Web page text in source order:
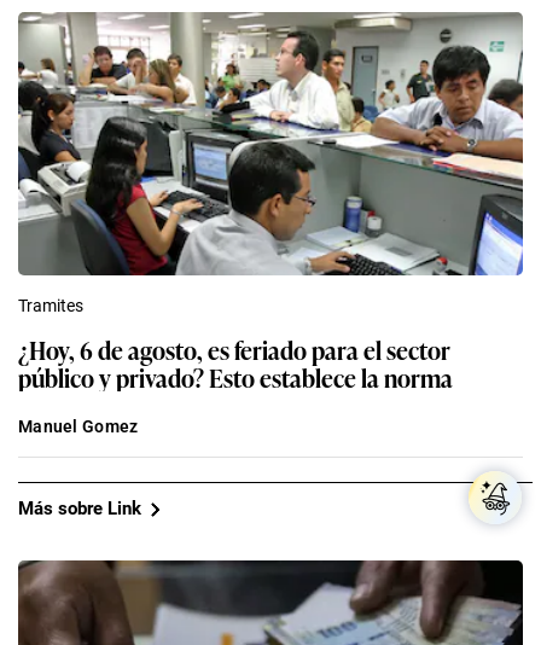
Tramites
¿Hoy, 6 de agosto, es feriado para el sector
público y privado? Esto establece la norma
Manuel Gomez
Más sobre Link